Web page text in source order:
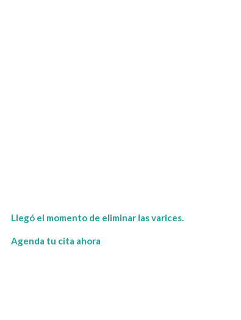
Llegó el momento de eliminar las varices.
Agenda tu cita ahora